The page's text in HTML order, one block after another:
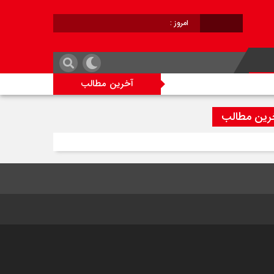
امروز :
آخرین مطالب
مطالب